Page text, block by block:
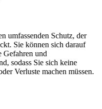
umfassenden Schutz, der
Sie können sich darauf
Gefahren und
sodass Sie sich keine
Verluste machen müssen.